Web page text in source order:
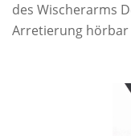
des Wischerarms
Arretierung